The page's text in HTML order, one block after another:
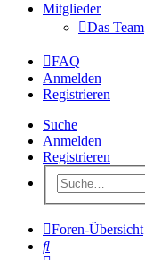
Mitglieder
Das Team
FAQ
Anmelden
Registrieren
Suche
Anmelden
Registrieren
Foren-Übersicht
Suche